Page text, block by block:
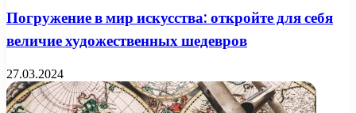
Погружение в мир искусства: откройте для себя
величие художественных шедевров
27.03.2024